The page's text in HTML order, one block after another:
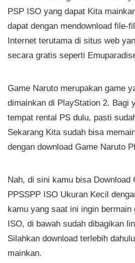
PSP ISO yang dapat Kita
dapat dengan mendownload file-
Internet terutama di situs web
secara gratis seperti
Game Naruto merupakan game
dimainkan di PlayStation 2. Bagi
tempat rental PS dulu, pasti
Sekarang Kita sudah bisa
dengan download Game Naruto
Nah, di sini kamu bisa Download
PPSSPP ISO Ukuran Kecil
kamu yang saat ini ingin bermain
ISO, di bawah sudah dibagikan
Silahkan download terlebih
mainkan.